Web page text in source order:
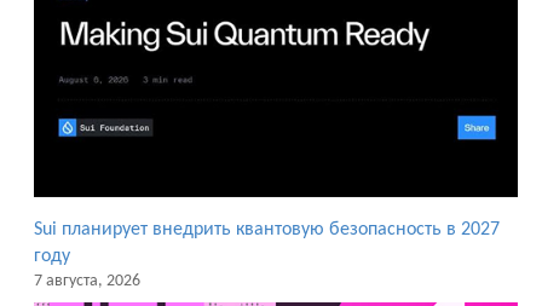
Sui планирует внедрить квантовую безопасность в 2027
году
7 августа, 2026